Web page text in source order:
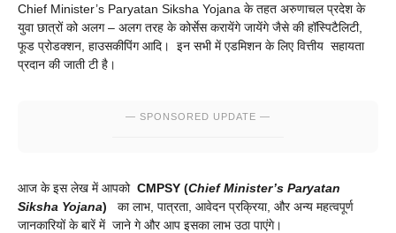
Chief Minister’s Paryatan Siksha Yojana के तहत अरुणाचल प्रदेश के
युवा छात्रों को अलग – अलग तरह के कोर्सेस करायेंगे जायेंगे जैसे की हॉस्पिटैलिटी,
फूड प्रोडक्शन, हाउसकीपिंग आदि। इन सभी में एडमिशन के लिए वित्तीय सहायता
प्रदान की जाती टी है।
— SPONSORED UPDATE —
आज के इस लेख में आपको CMPSY (Chief Minister’s Paryatan
Siksha Yojana) का लाभ, पात्रता, आवेदन प्रक्रिया, और अन्य महत्वपूर्ण
जानकारियों के बारें में जाने गे और आप इसका लाभ उठा पाएंगे।